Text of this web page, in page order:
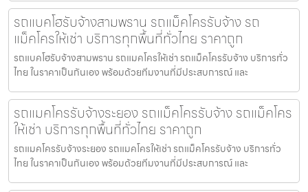
รถแบคโฮรับจ้างสามพราน รถแม็คโครรับจ้าง รถ
แม็คโครให้เช่า บริการทุกพื้นที่ทั่วไทย ราคาถูก
รถแบคโฮรับจ้างสามพราน รถแมคโครให้เช่า รถแม็คโครรับจ้าง บริการทั่ว
ไทย ในราคาเป็นกันเอง พร้อมด้วยทีมงานที่มีประสบการณ์ และ
รถแมคโครรับจ้างระยอง รถแม็คโครรับจ้าง รถแม็คโคร
ให้เช่า บริการทุกพื้นที่ทั่วไทย ราคาถูก
รถแมคโครรับจ้างระยอง รถแมคโครให้เช่า รถแม็คโครรับจ้าง บริการทั่ว
ไทย ในราคาเป็นกันเอง พร้อมด้วยทีมงานที่มีประสบการณ์ และ